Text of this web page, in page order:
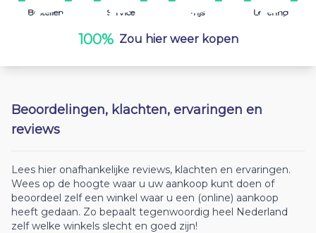
Bestellen Service Prijs Levering
100% Zou hier weer kopen
Beoordelingen, klachten, ervaringen en
reviews
Lees hier onafhankelijke reviews, klachten en ervaringen.
Wees op de hoogte waar u uw aankoop kunt doen of
beoordeel zelf een winkel waar u een (online) aankoop
heeft gedaan. Zo bepaalt tegenwoordig heel Nederland
zelf welke winkels slecht en goed zijn!